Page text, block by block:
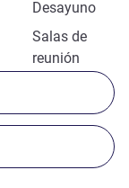
Desayuno
Salas de
reunión